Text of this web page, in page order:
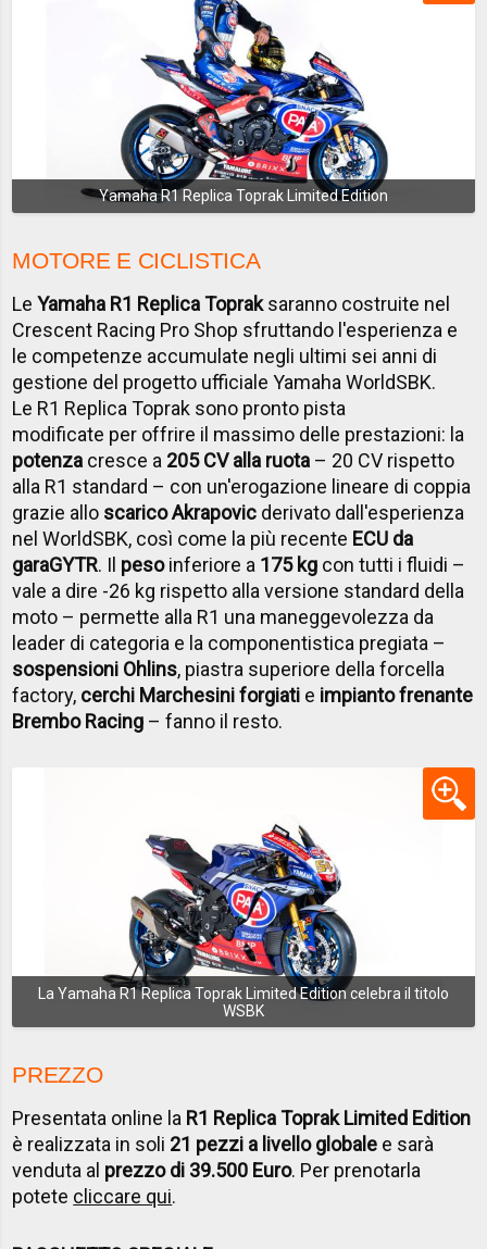
Yamaha R1 Replica Toprak Limited Edition
MOTORE E CICLISTICA
LeYamaha R1 Replica Topraksaranno costruite nel
Crescent Racing Pro Shop sfruttando l'esperienza e
le competenze accumulate negli ultimi sei anni di
gestione del progetto ufficiale Yamaha WorldSBK.
Le R1 Replica Toprak sono pronto pista
modificate per offrire il massimo delle prestazioni: la
potenza cresce a 205 CV alla ruota – 20 CV rispetto
alla R1 standard – con un'erogazione lineare di coppia
grazie allo scarico Akrapovic derivato dall'esperienza
nel WorldSBK, così come la più recente ECU da
garaGYTR. Il pesoinferiore a 175 kg con tutti i fluidi –
vale a dire -26 kg rispetto alla versione standard della
moto – permette alla R1 una maneggevolezza da
leader di categoria e la componentistica pregiata –
sospensioni Ohlins, piastra superiore della forcella
factory, cerchi Marchesini forgiati e impianto frenante
Brembo Racing – fanno il resto.
La Yamaha R1 Replica Toprak Limited Edition celebra il titolo
WSBK
PREZZO
Presentata online la R1 Replica Toprak Limited Edition
è realizzata in soli 21 pezzi a livello globale e sarà
venduta al prezzo di 39.500 Euro. Per prenotarla
potete cliccare qui.